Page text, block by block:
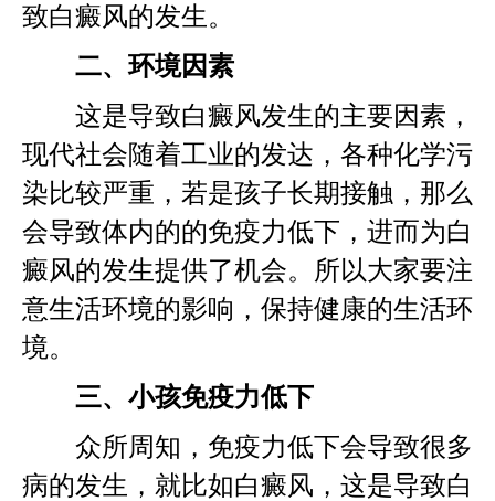
致白癜风的发生。
二、环境因素
这是导致白癜风发生的主要因素，
现代社会随着工业的发达，各种化学污
染比较严重，若是孩子长期接触，那么
会导致体内的的免疫力低下，进而为白
癜风的发生提供了机会。所以大家要注
意生活环境的影响，保持健康的生活环
境。
三、小孩免疫力低下
众所周知，免疫力低下会导致很多
病的发生，就比如白癜风，这是导致白